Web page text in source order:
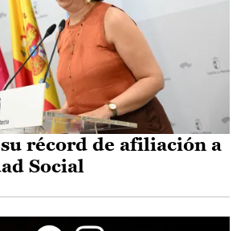
récord de afiliación a
Social